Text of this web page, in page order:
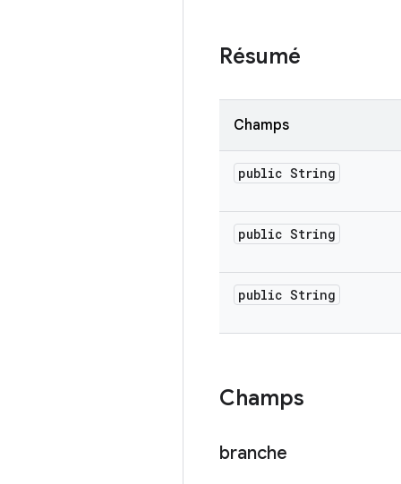
Résumé
Champs
public String
public String
public String
Champs
branche